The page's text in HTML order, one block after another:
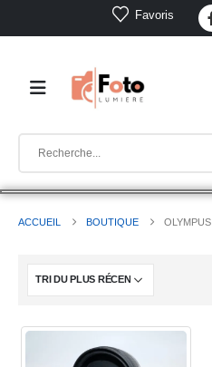
Favoris
ACCUEIL BOUTIQUE OLYMPUS